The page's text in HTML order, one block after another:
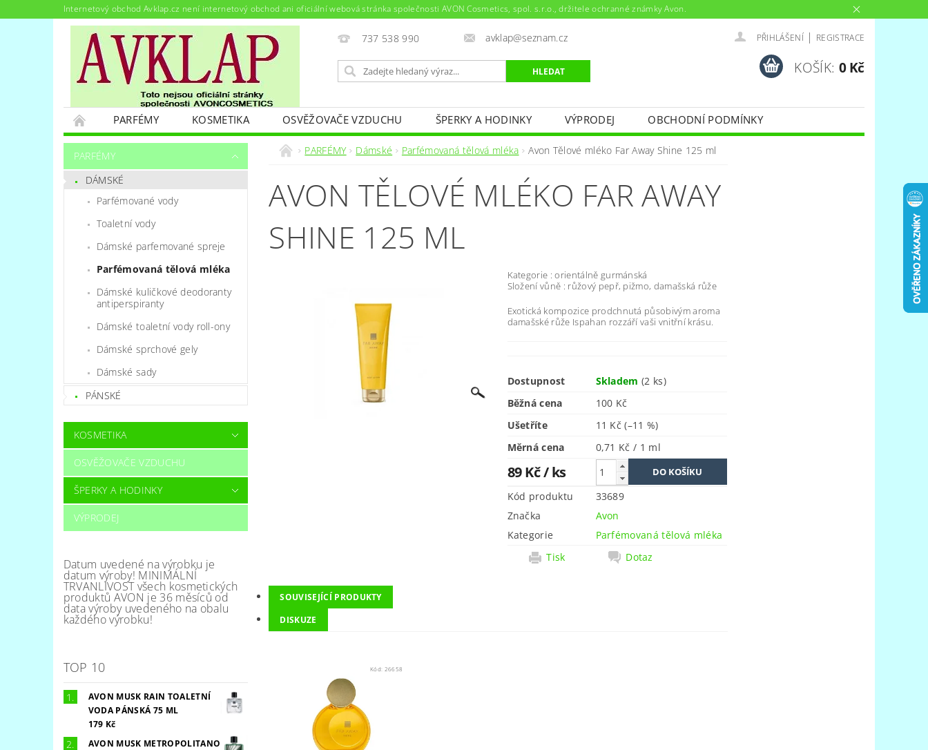
Internetový obchod Avklap.cz není internetový obchod ani oficiální webová stránka společnosti AVON Cosmetics, spol. s.r.o., držitele ochranné známky Avon.
737 538 990 avklap@seznam.cz PŘIHLÁŠENÍ | REGISTRACE
KOŠÍK: 0 Kč
PARFÉMY KOSMETIKA OSVĚŽOVAČE VZDUCHU ŠPERKY A HODINKY VÝPRODEJ
OBCHODNÍ PODMÍNKY
PODMÍNKY OCHRANY OSOBNÍCH ÚDAJŮ
NAPIŠTE NÁM KONTAKTY
PARFÉMY
DÁMSKÉ
Parfémované vody
Toaletní vody
Dámské parfemované spreje
Parfémovaná tělová mléka
Dámské kuličkové deodoranty
antiperspiranty
Dámské toaletní vody roll-ony
Dámské sprchové gely
Dámské sady
PÁNSKÉ
KOSMETIKA
OSVĚŽOVAČE VZDUCHU
ŠPERKY A HODINKY
VÝPRODEJ
Datum uvedené na výrobku je
datum výroby! MINIMÁLNÍ
TRVANLIVOST všech kosmetických
produktů AVON je 36 měsíců od
data výroby uvedeného na obalu
každého výrobku!
TOP 10
AVON MUSK RAIN TOALETNÍ
VODA PÁNSKÁ 75 ML
179 Kč
AVON MUSK METROPOLITANO
PARFÉMY Dámské Parfémovaná tělová mléka Avon Tělové mléko Far Away Shine 125 ml
AVON TĚLOVÉ MLÉKO FAR AWAY
SHINE 125 ML
Kategorie : orientálně gurmánská
Složení vůně : růžový pepř, pižmo, damašská růže
Exotická kompozice prodchnutá působivým aroma
damašské růže Ispahan rozzáří vaši vnitřní krásu.
Dostupnost Skladem(2 ks)
Běžná cena
100 Kč
Ušetříte
11 Kč(–11 %)
Měrná cena
0,71 Kč / 1 ml
89 Kč/ ks
Kód produktu
33689
Značka
Avon
Kategorie
Parfémovaná tělová mléka
Tisk
Dotaz
SOUVISEJÍCÍ PRODUKTY
DISKUZE
Kód: 26658